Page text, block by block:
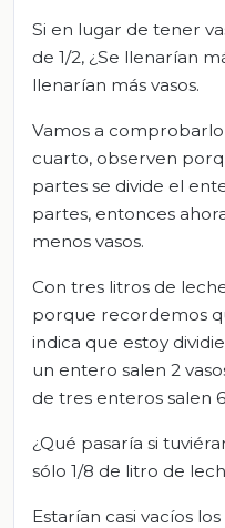
Si en lugar de tener
de 1/2, ¿Se llenarían
llenarían más vasos.
Vamos a
cuarto, observen
partes se divide el
partes, entonces
menos vasos.
Con tres litros de
porque recordemos
indica que estoy
un entero salen 2
de tres enteros salen
¿Qué pasaría si
sólo 1/8 de litro de
Estarían casi vacíos